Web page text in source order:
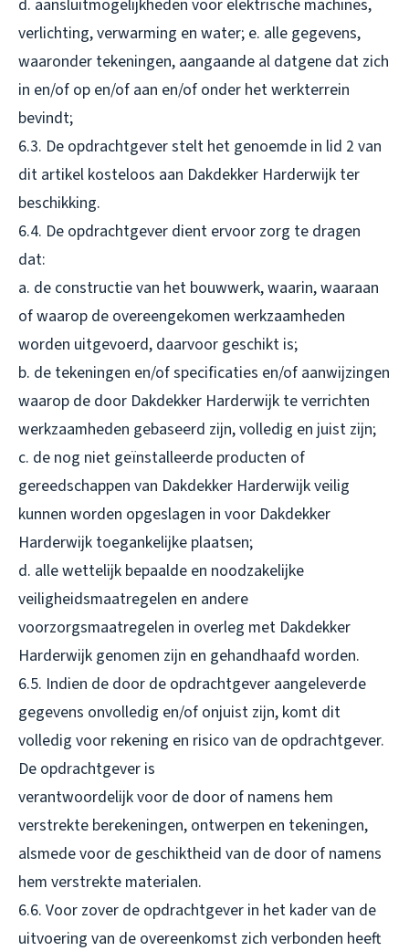
d. aansluitmogelijkheden voor elektrische machines,
verlichting, verwarming en water; e. alle gegevens,
waaronder tekeningen, aangaande al datgene dat zich
in en/of op en/of aan en/of onder het werkterrein
bevindt;
6.3. De opdrachtgever stelt het genoemde in lid 2 van
dit artikel kosteloos aan Dakdekker Harderwijk ter
beschikking.
6.4. De opdrachtgever dient ervoor zorg te dragen
dat:
a. de constructie van het bouwwerk, waarin, waaraan
of waarop de overeengekomen werkzaamheden
worden uitgevoerd, daarvoor geschikt is;
b. de tekeningen en/of specificaties en/of aanwijzingen
waarop de door Dakdekker Harderwijk te verrichten
werkzaamheden gebaseerd zijn, volledig en juist zijn;
c. de nog niet geïnstalleerde producten of
gereedschappen van Dakdekker Harderwijk veilig
kunnen worden opgeslagen in voor Dakdekker
Harderwijk toegankelijke plaatsen;
d. alle wettelijk bepaalde en noodzakelijke
veiligheidsmaatregelen en andere
voorzorgsmaatregelen in overleg met Dakdekker
Harderwijk genomen zijn en gehandhaafd worden.
6.5. Indien de door de opdrachtgever aangeleverde
gegevens onvolledig en/of onjuist zijn, komt dit
volledig voor rekening en risico van de opdrachtgever.
De opdrachtgever is
verantwoordelijk voor de door of namens hem
verstrekte berekeningen, ontwerpen en tekeningen,
alsmede voor de geschiktheid van de door of namens
hem verstrekte materialen.
6.6. Voor zover de opdrachtgever in het kader van de
uitvoering van de overeenkomst zich verbonden heeft